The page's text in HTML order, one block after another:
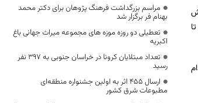
مراسم بزرگداشت فرهنگ پژوهان برای دکتر محمد
بهنام فر برگزار شد
تعطیلی دو روزه موزه های مجموعه میراث جهانی باغ
اکبریه
تعداد مبتلایان کرونا در خراسان جنوبی به 397 نفر
رسید
ارسال ۴۵۵ اثر به اولین جشنواره منطقه‌ای
مطبوعات شرق کشور